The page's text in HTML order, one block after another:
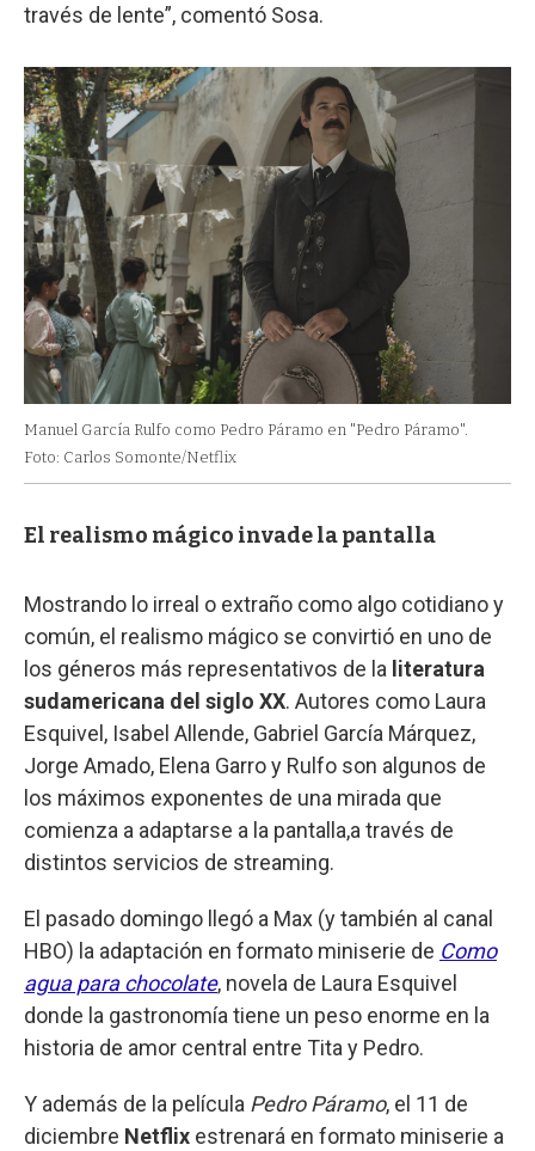
través de lente”, comentó Sosa.
Manuel García Rulfo como Pedro Páramo en "Pedro Páramo".
Foto: Carlos Somonte/Netflix
El realismo mágico invade la pantalla
Mostrando lo irreal o extraño como algo cotidiano y
común, el realismo mágico se convirtió en uno de
los géneros más representativos de la literatura
sudamericana del siglo XX. Autores como Laura
Esquivel, Isabel Allende, Gabriel García Márquez,
Jorge Amado, Elena Garro y Rulfo son algunos de
los máximos exponentes de una mirada que
comienza a adaptarse a la pantalla,a través de
distintos servicios de streaming.
El pasado domingo llegó a Max (y también al canal
HBO) la adaptación en formato miniserie de Como
agua para chocolate, novela de Laura Esquivel
donde la gastronomía tiene un peso enorme en la
historia de amor central entre Tita y Pedro.
Y además de la película Pedro Páramo, el 11 de
diciembre Netflix estrenará en formato miniserie a